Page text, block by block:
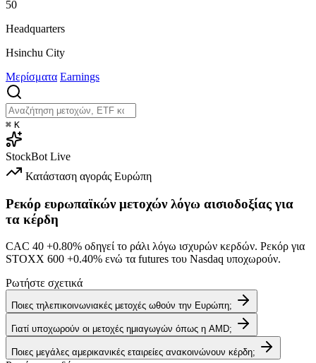
50
Headquarters
Hsinchu City
Μερίσματα Earnings
⌘ K
StockBot Live
Κατάσταση αγοράς Ευρώπη
Ρεκόρ ευρωπαϊκών μετοχών λόγω αισιοδοξίας για
τα κέρδη
CAC 40 +0.80% οδηγεί το ράλι λόγω ισχυρών κερδών. Ρεκόρ για
STOXX 600 +0.40% ενώ τα futures του Nasdaq υποχωρούν.
Ρωτήστε σχετικά
Ποιες τηλεπικοινωνιακές μετοχές ωθούν την Ευρώπη;
Γιατί υποχωρούν οι μετοχές ημιαγωγών όπως η AMD;
Ποιες μεγάλες αμερικανικές εταιρείες ανακοινώνουν κέρδη;